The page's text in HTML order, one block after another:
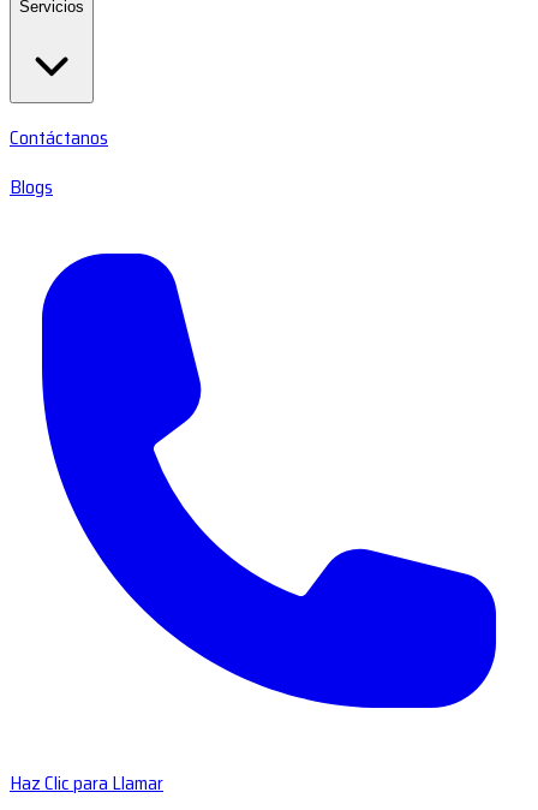
Servicios
Contáctanos
Blogs
Haz Clic para Llamar